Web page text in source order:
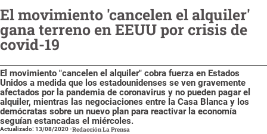
El movimiento 'cancelen el alquiler'
gana terreno en EEUU por crisis de
covid-19
El movimiento "cancelen el alquiler" cobra fuerza en Estados
Unidos a medida que los estadounidenses se ven gravemente
afectados por la pandemia de coronavirus y no pueden pagar el
alquiler, mientras las negociaciones entre la Casa Blanca y los
demócratas sobre un nuevo plan para reactivar la economía
seguían estancadas el miércoles.
Actualizado: 13/08/2020-Redacción La Prensa